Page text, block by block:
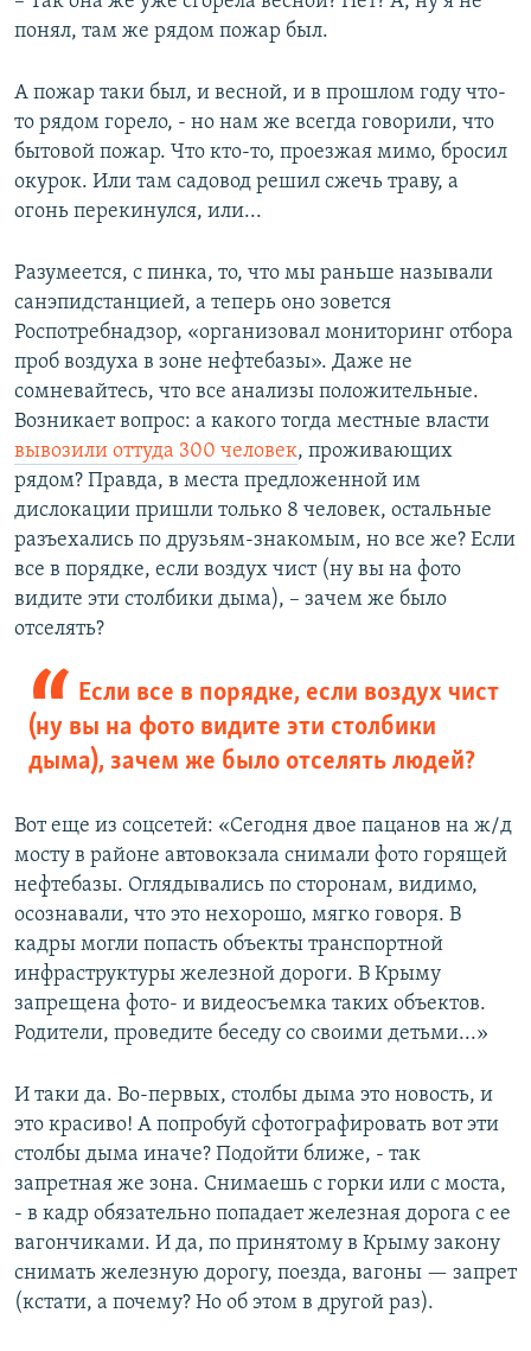
понял, там же рядом пожар был.
А пожар таки был, и весной, и в прошлом году что-
то рядом горело, - но нам же всегда говорили, что
бытовой пожар. Что кто-то, проезжая мимо, бросил
окурок. Или там садовод решил сжечь траву, а
огонь перекинулся, или...
Разумеется, с пинка, то, что мы раньше называли
санэпидстанцией, а теперь оно зовется
Роспотребнадзор, «организовал мониторинг отбора
проб воздуха в зоне нефтебазы». Даже не
сомневайтесь, что все анализы положительные.
Возникает вопрос: а какого тогда местные власти
вывозили оттуда 300 человек, проживающих
рядом? Правда, в места предложенной им
дислокации пришли только 8 человек, остальные
разъехались по друзьям-знакомым, но все же? Если
все в порядке, если воздух чист (ну вы на фото
видите эти столбики дыма), – зачем же было
отселять?
Если все в порядке, если воздух чист
(ну вы на фото видите эти столбики
дыма), зачем же было отселять людей?
Вот еще из соцсетей: «Сегодня двое пацанов на ж/д
мосту в районе автовокзала снимали фото горящей
нефтебазы. Оглядывались по сторонам, видимо,
осознавали, что это нехорошо, мягко говоря. В
кадры могли попасть объекты транспортной
инфраструктуры железной дороги. В Крыму
запрещена фото- и видеосъемка таких объектов.
Родители, проведите беседу со своими детьми...»
И таки да. Во-первых, столбы дыма это новость, и
это красиво! А попробуй сфотографировать вот эти
столбы дыма иначе? Подойти ближе, - так
запретная же зона. Снимаешь с горки или с моста,
- в кадр обязательно попадает железная дорога с ее
вагончиками. И да, по принятому в Крыму закону
снимать железную дорогу, поезда, вагоны — запрет
(кстати, а почему? Но об этом в другой раз).